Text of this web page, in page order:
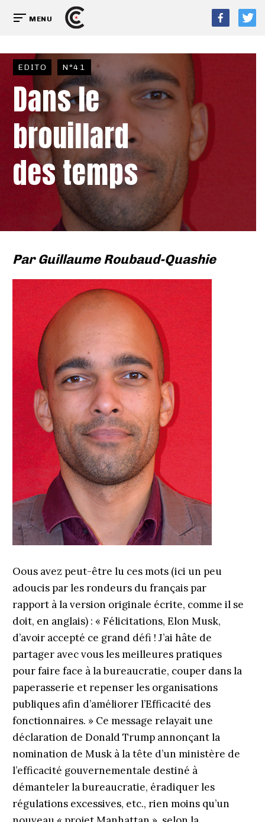
MENU
EDITO N°41
Dans le
brouillard
des temps
ParGuillaume Roubaud-Quashie
Oous avez peut-être lu ces mots (ici un peu
adoucis par les rondeurs du français par
rapport à la version originale écrite, comme il se
doit, en anglais) : « Félicitations, Elon Musk,
d’avoir accepté ce grand défi ! J’ai hâte de
partager avec vous les meilleures pratiques
pour faire face à la bureaucratie, couper dans la
paperasserie et repenser les organisations
publiques afin d’améliorer l’Efficacité des
fonctionnaires. » Ce message relayait une
déclaration de Donald Trump annonçant la
nomination de Musk à la tête d’un ministère de
l’efficacité gouvernementale destiné à
démanteler la bureaucratie, éradiquer les
régulations excessives, etc., rien moins qu’un